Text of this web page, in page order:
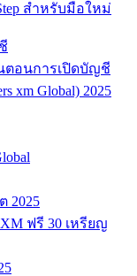
สำหรับมือใหม่
ตอนการเปิดบัญชี
xm Global) 2025
2025
ฟรี 30 เหรียญ